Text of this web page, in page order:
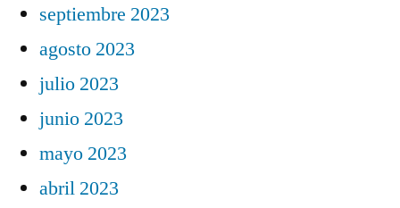
septiembre 2023
agosto 2023
julio 2023
junio 2023
mayo 2023
abril 2023